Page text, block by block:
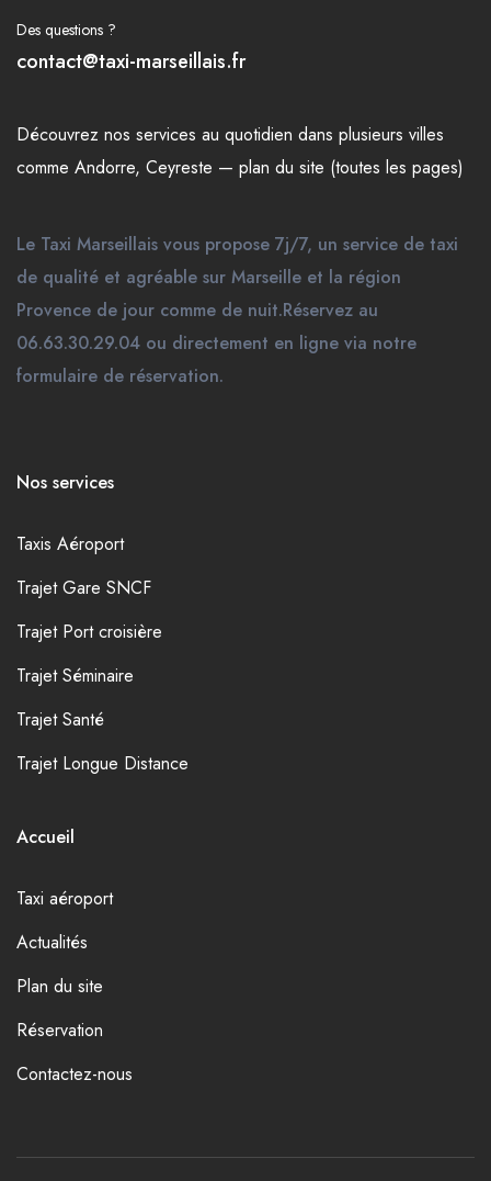
Des questions ?
contact@taxi-marseillais.fr
Découvrez nos services au quotidien dans plusieurs villes
comme Andorre, Ceyreste — plan du site (toutes les pages)
Le Taxi Marseillais vous propose 7j/7, un service de taxi
de qualité et agréable sur Marseille et la région
Provence de jour comme de nuit.Réservez au
06.63.30.29.04 ou directement en ligne via notre
formulaire de réservation.
Nos services
Taxis Aéroport
Trajet Gare SNCF
Trajet Port croisière
Trajet Séminaire
Trajet Santé
Trajet Longue Distance
Accueil
Taxi aéroport
Actualités
Plan du site
Réservation
Contactez-nous